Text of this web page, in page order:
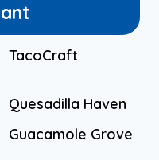
TacoCraft
Quesadilla Haven
Guacamole Grove